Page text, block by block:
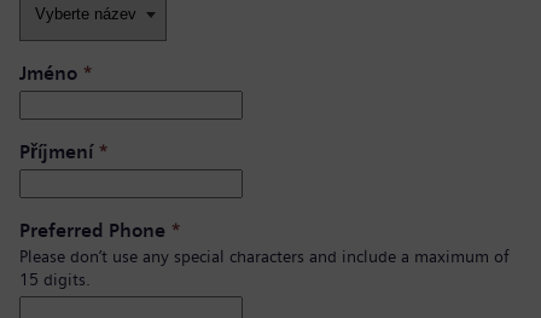
Jméno *
Příjmení*
Preferred Phone *
Please don’t use any special characters and include a maximum of
15 digits.